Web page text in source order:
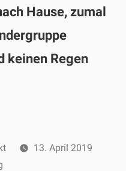
Hause, zumal
keinen Regen
13. April 2019